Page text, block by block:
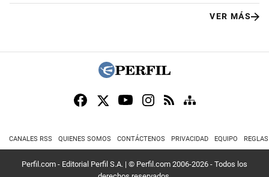
VER MÁS
CANALES RSS QUIENES SOMOS CONTÁCTENOS PRIVACIDAD EQUIPO
Perfil.com - Editorial Perfil S.A. | © Perfil.com 2006-2026 - Todos los